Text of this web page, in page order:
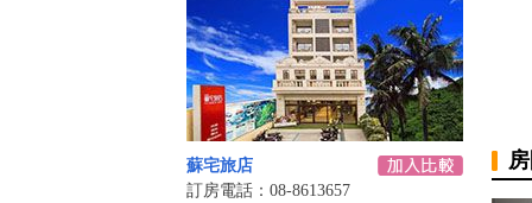
蘇宅旅店
訂房電話：08-8613657